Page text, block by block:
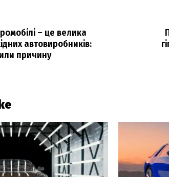
– це велика
автовиробників:
причину